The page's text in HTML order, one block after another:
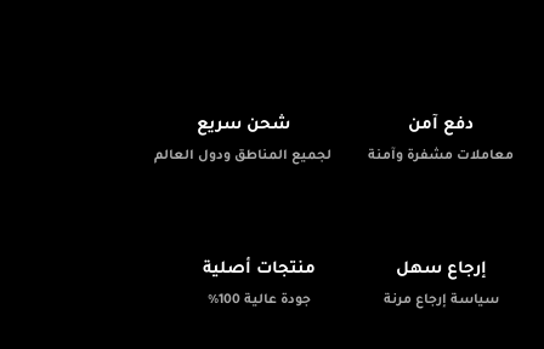
دفع آمن
معاملات مشفرة وآمنة
شحن سريع
لجميع المناطق ودول العالم
إرجاع سهل
سياسة إرجاع مرنة
منتجات أصلية
جودة عالية 100%